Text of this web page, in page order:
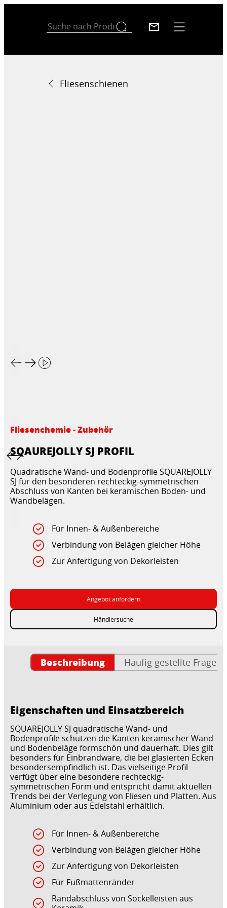
Fliesenschienen
Fliesenchemie - Zubehör
SQAUREJOLLY SJ PROFIL
Quadratische Wand- und Bodenprofile SQUAREJOLLY
SJ für den besonderen rechteckig-symmetrischen
Abschluss von Kanten bei keramischen Boden- und
Wandbelägen.
Für Innen- & Außenbereiche
Verbindung von Belägen gleicher Höhe
Zur Anfertigung von Dekorleisten
Angebot anfordern
Händlersuche
Beschreibung Häufig gestellte Fragen
Eigenschaften und Einsatzbereich
SQUAREJOLLY SJ quadratische Wand- und
Bodenprofile schützen die Kanten keramischer Wand-
und Bodenbeläge formschön und dauerhaft. Dies gilt
besonders für Einbrandware, die bei glasierten Ecken
besondersempfindlich ist. Das vielseitige Profil
verfügt über eine besondere rechteckig-
symmetrischen Form und entspricht damit aktuellen
Trends bei der Verlegung von Fliesen und Platten. Aus
Aluminium oder aus Edelstahl erhältlich.
Für Innen- & Außenbereiche
Verbindung von Belägen gleicher Höhe
Zur Anfertigung von Dekorleisten
Für Fußmattenränder
Randabschluss von Sockelleisten aus